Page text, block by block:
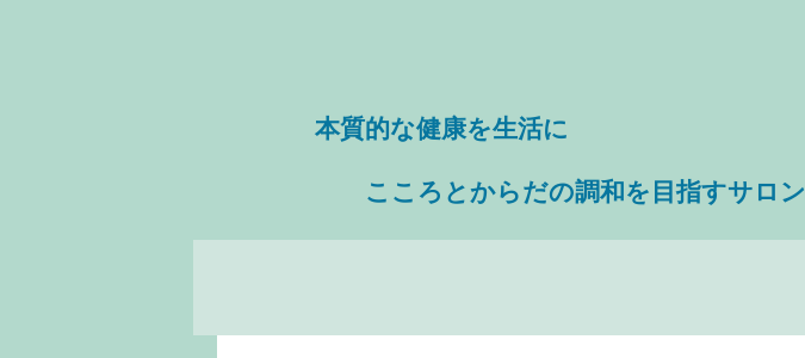
本質的な健康を生活に
​ こころとからだの調和を目指すサロン